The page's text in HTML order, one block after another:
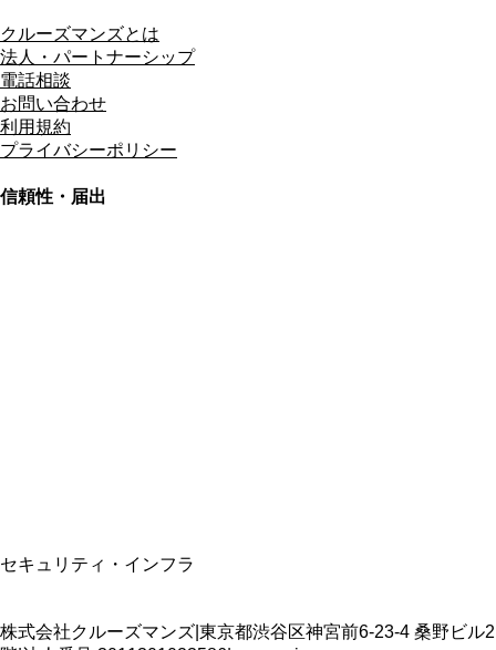
クルーズマンズとは
法人・パートナーシップ
電話相談
お問い合わせ
利用規約
プライバシーポリシー
信頼性・届出
セキュリティ・インフラ
株式会社クルーズマンズ 東京都渋谷区神宮前6-23-4 桑野ビル2